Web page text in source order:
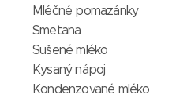
Mléčné pomazánky
Smetana
Sušené mléko
Kysaný nápoj
Kondenzované mléko